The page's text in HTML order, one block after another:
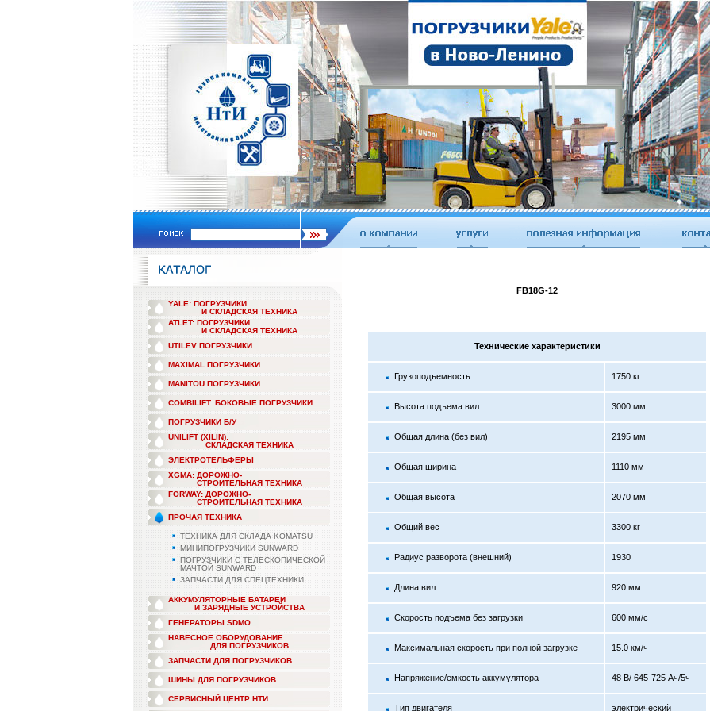
YALE: ПОГРУЗЧИКИ
И СКЛАДСКАЯ ТЕХНИКА
ATLET: ПОГРУЗЧИКИ
И СКЛАДСКАЯ ТЕХНИКА
UTILEV ПОГРУЗЧИКИ
MAXIMAL ПОГРУЗЧИКИ
MANITOU ПОГРУЗЧИКИ
COMBILIFT: БОКОВЫЕ ПОГРУЗЧИКИ
ПОГРУЗЧИКИ Б/У
UNILIFT (XILIN):
СКЛАДСКАЯ ТЕХНИКА
ЭЛЕКТРОТЕЛЬФЕРЫ
XGMA: ДОРОЖНО-
СТРОИТЕЛЬНАЯ ТЕХНИКА
FORWAY: ДОРОЖНО-
СТРОИТЕЛЬНАЯ ТЕХНИКА
ПРОЧАЯ ТЕХНИКА
ТЕХНИКА ДЛЯ СКЛАДА KOMATSU
МИНИПОГРУЗЧИКИ SUNWARD
ПОГРУЗЧИКИ С ТЕЛЕСКОПИЧЕСКОЙ
МАЧТОЙ SUNWARD
ЗАПЧАСТИ ДЛЯ СПЕЦТЕХНИКИ
АККУМУЛЯТОРНЫЕ БАТАРЕИ
И ЗАРЯДНЫЕ УСТРОЙСТВА
ГЕНЕРАТОРЫ SDMO
НАВЕСНОЕ ОБОРУДОВАНИЕ
ДЛЯ ПОГРУЗЧИКОВ
ЗАПЧАСТИ ДЛЯ ПОГРУЗЧИКОВ
ШИНЫ ДЛЯ ПОГРУЗЧИКОВ
СЕРВИСНЫЙ ЦЕНТР НТИ
FB18G-12
Технические характеристики
Грузоподъемность 1750 кг
Высота подъема вил 3000 мм
Общая длина (без вил) 2195 мм
Общая ширина 1110 мм
Общая высота 2070 мм
Общий вес 3300 кг
Радиус разворота (внешний) 1930
Длина вил 920 мм
Скорость подъема без загрузки 600 мм/с
Максимальная скорость при полной загрузке 15.0 км/ч
Напряжение/емкость аккумулятора 48 В/ 645-725 Ач/5ч
Тип двигателя электрический